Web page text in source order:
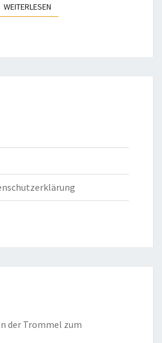
WEITERLESENWEITERLESEN
der Trommel zum